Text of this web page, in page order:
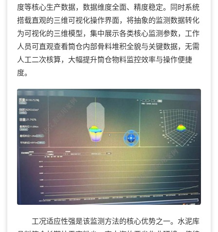
度等核心生产数据，数据维度全面、精度稳定。同时系统
搭载直观的三维可视化操作界面，将抽象的监测数据转化
为可视化的三维模型，集中展示各类核心监测参数，工作
人员可直观查看筒仓内部骨料堆积全貌与关键数据，无需
人工二次核算，大幅提升筒仓物料监控效率与操作便捷
度。
工况适应性强是该监测方法的核心优势之一。水泥库